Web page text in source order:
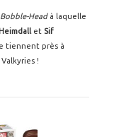
Bobble-Headà laquelle
Heimdall et Sif
tiennent près à
!